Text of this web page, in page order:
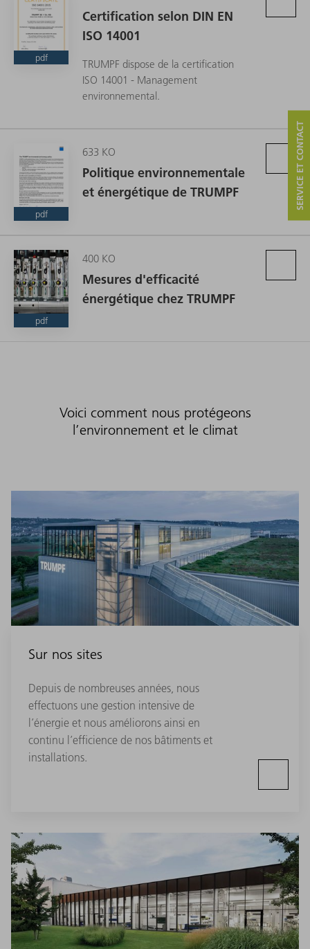
pdf
Certification selon DIN EN
ISO 14001
TRUMPF dispose de la certification
ISO 14001 - Management
environnemental.
pdf
633 KO
Politique environnementale
et énergétique de TRUMPF
pdf
400 KO
Mesures d'efficacité
énergétique chez TRUMPF
Voici comment nous protégeons
l’environnement et le climat
Sur nos sites
Depuis de nombreuses années, nous
effectuons une gestion intensive de
l’énergie et nous améliorons ainsi en
continu l’efficience de nos bâtiments et
installations.
SERVICE ET CONTACT